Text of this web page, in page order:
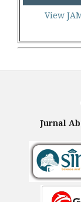
View
Jurnal